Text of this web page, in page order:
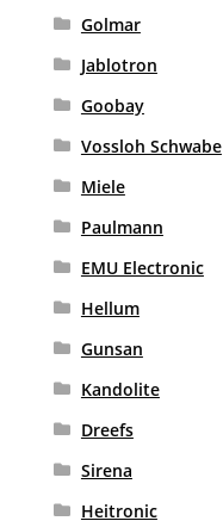
Golmar
Jablotron
Goobay
Vossloh Schwabe
Miele
Paulmann
EMU Electronic
Hellum
Gunsan
Kandolite
Dreefs
Sirena
Heitronic